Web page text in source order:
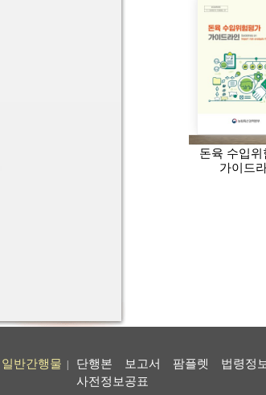
돈육 수입위
가이드라
일반간행물 단행본 보고서 팜플렛
법령정
사전정보공표